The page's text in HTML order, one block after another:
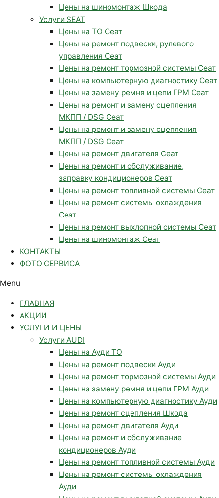
Цены на шиномонтаж Шкода
Услуги SEAT
Цены на ТО Сеат
Цены на ремонт подвески, рулевого
управления Сеат
Цены на ремонт тормозной системы Сеат
Цены на компьютерную диагностику Сеат
Цены на замену ремня и цепи ГРМ Сеат
Цены на ремонт и замену сцепления
МКПП / DSG Сеат
Цены на ремонт и замену сцепления
МКПП / DSG Сеат
Цены на ремонт двигателя Сеат
Цены на ремонт и обслуживание,
заправку кондиционеров Сеат
Цены на ремонт топливной системы Сеат
Цены на ремонт системы охлаждения
Сеат
Цены на ремонт выхлопной системы Сеат
Цены на шиномонтаж Сеат
КОНТАКТЫ
ФОТО СЕРВИСА
Menu
ГЛАВНАЯ
АКЦИИ
УСЛУГИ И ЦЕНЫ
Услуги AUDI
Цены на Ауди ТО
Цены на ремонт подвески Ауди
Цены на ремонт тормозной системы Ауди
Цены на замену ремня и цепи ГРМ Ауди
Цены на компьютерную диагностику Ауди
Цены на ремонт сцепления Шкода
Цены на ремонт двигателя Ауди
Цены на ремонт и обслуживание
кондиционеров Ауди
Цены на ремонт топливной системы Ауди
Цены на ремонт системы охлаждения
Ауди